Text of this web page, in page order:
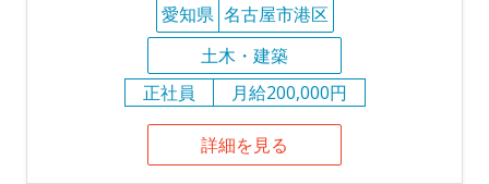
愛知県 名古屋市港区
土木・建築
正社員
月給200,000円
詳細を見る